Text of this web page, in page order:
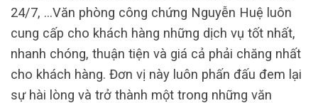
24/7, …Văn phòng công chứng Nguyễn Huệ luôn
cung cấp cho khách hàng những dịch vụ tốt nhất,
nhanh chóng, thuận tiện và giá cả phải chăng nhất
cho khách hàng. Đơn vị này luôn phấn đấu đem lại
sự hài lòng và trở thành một trong những văn